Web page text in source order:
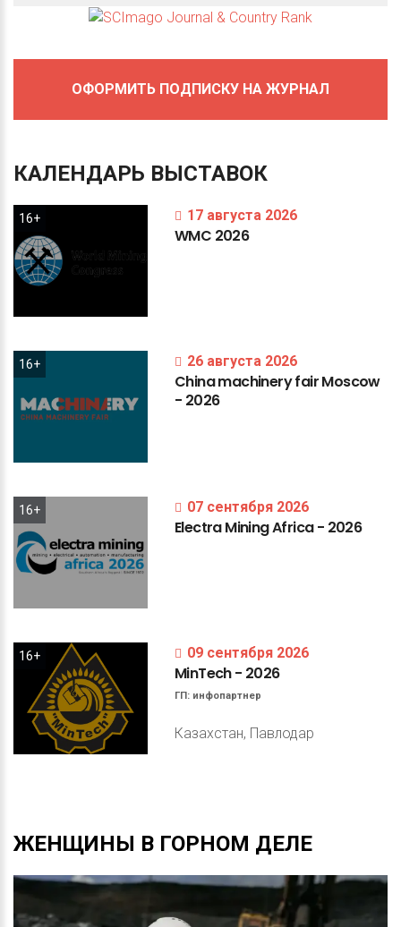
ОФОРМИТЬ ПОДПИСКУ НА ЖУРНАЛ
КАЛЕНДАРЬ ВЫСТАВОК
16+ 17 августа 2026
WMC 2026
16+ 26 августа 2026
ChinamachineryfairMoscow
- 2026
16+ 07 сентября 2026
ElectraMiningAfrica- 2026
16+ 09 сентября 2026
MinTech- 2026
ГП: инфопартнер
Казахстан, Павлодар
ЖЕНЩИНЫ В ГОРНОМ ДЕЛЕ